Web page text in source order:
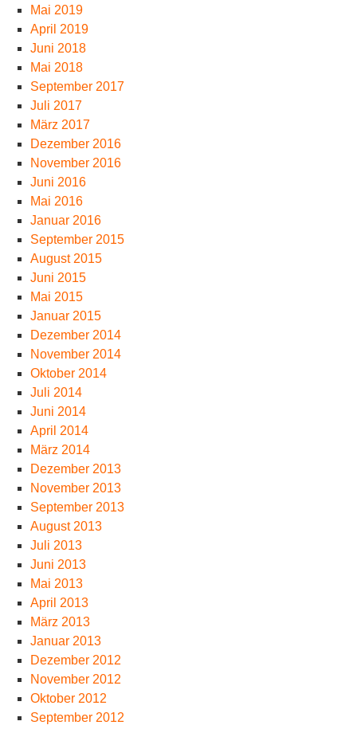
Mai 2019
April 2019
Juni 2018
Mai 2018
September 2017
Juli 2017
März 2017
Dezember 2016
November 2016
Juni 2016
Mai 2016
Januar 2016
September 2015
August 2015
Juni 2015
Mai 2015
Januar 2015
Dezember 2014
November 2014
Oktober 2014
Juli 2014
Juni 2014
April 2014
März 2014
Dezember 2013
November 2013
September 2013
August 2013
Juli 2013
Juni 2013
Mai 2013
April 2013
März 2013
Januar 2013
Dezember 2012
November 2012
Oktober 2012
September 2012